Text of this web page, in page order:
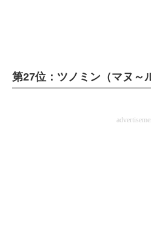
第27位：ツノミン（マヌ～